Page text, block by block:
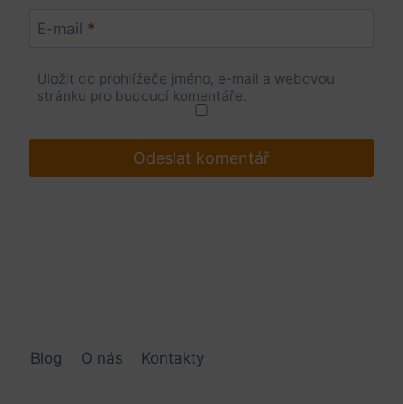
E-mail *
Uložit do prohlížeče jméno, e-mail a webovou
stránku pro budoucí komentáře.
Blog O nás Kontakty